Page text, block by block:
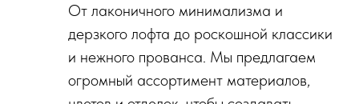
От лаконичного минимализма и
дерзкого лофта до роскошной классики
и нежного прованса. Мы предлагаем
огромный ассортимент материалов,